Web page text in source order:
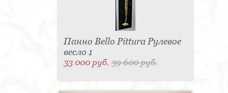
Панно Bello Pittura Рулевое
весло 1
33 000 руб.39 600 руб.